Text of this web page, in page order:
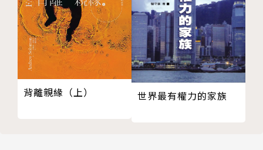
一開始，幾乎全世界的父母都會認為思覺失調症是入侵
者，如同一層遮蔽物掩蓋了他們鍾愛的孩子，因此務必
想方設法把孩子從綑綁中釋放出來。但其實，思覺失調
症很可能跟阿茲海默症一樣，不是一種「外加」的疾
病，而是一種「取代」和「刪除」的病。這種病並未遮
蓋原本認識的那個人，而是在某種程度上削減了這個
背離親緣（上） 世界最有權力的家族